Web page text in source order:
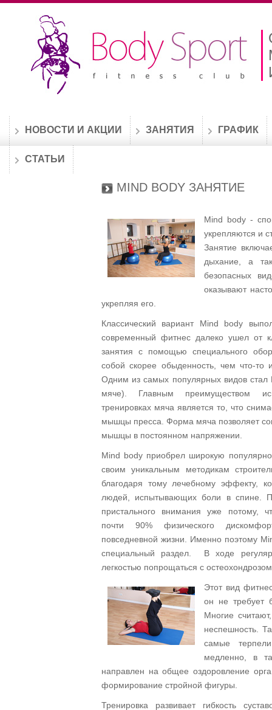
НОВОСТИ И АКЦИИ ЗАНЯТИЯ ГРАФИК
СТАТЬИ
MIND BODY ЗАНЯТИЕ
Mind body -
укрепляются и
Занятие
дыхание, а
безопасных
оказывают
укрепляя его.
Классический вариант Mind body
современный фитнес далеко ушел от
занятия с помощью специального
собой скорее обыденность, чем что-
Одним из самых популярных видов
мяче). Главным преимуществом
тренировках мяча является то, что
мышцы пресса. Форма мяча позволяет
мышцы в постоянном напряжении.
Mind body приобрел широкую
своим уникальным методикам
благодаря тому лечебному эффекту,
людей, испытывающих боли в спине.
пристального внимания уже потому,
почти 90% физического
повседневной жизни. Именно поэтому
специальный раздел. В ходе
легкостью попрощаться с
Этот вид
он не требует
Многие
неспешность.
самые
медленно, в
направлен на общее оздоровление
формирование стройной фигуры.
Тренировка развивает гибкость